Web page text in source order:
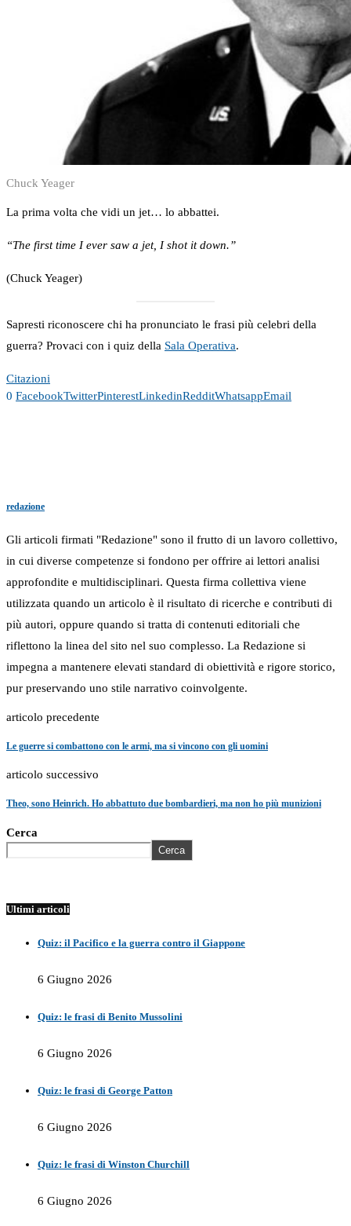
Chuck Yeager
La prima volta che vidi un jet… lo abbattei.
“The first time I ever saw a jet, I shot it down.”
(Chuck Yeager)
Sapresti riconoscere chi ha pronunciato le frasi più celebri della
guerra? Provaci con i quiz della Sala Operativa.
Citazioni
0 FacebookTwitterPinterestLinkedinRedditWhatsappEmail
redazione
Gli articoli firmati "Redazione" sono il frutto di un lavoro collettivo,
in cui diverse competenze si fondono per offrire ai lettori analisi
approfondite e multidisciplinari. Questa firma collettiva viene
utilizzata quando un articolo è il risultato di ricerche e contributi di
più autori, oppure quando si tratta di contenuti editoriali che
riflettono la linea del sito nel suo complesso. La Redazione si
impegna a mantenere elevati standard di obiettività e rigore storico,
pur preservando uno stile narrativo coinvolgente.
articolo precedente
Le guerre si combattono con le armi, ma si vincono con gli uomini
articolo successivo
Theo, sono Heinrich. Ho abbattuto due bombardieri, ma non ho più munizioni
Cerca
Cerca
Ultimi articoli
Quiz: il Pacifico e la guerra contro il Giappone
6 Giugno 2026
Quiz: le frasi di Benito Mussolini
6 Giugno 2026
Quiz: le frasi di George Patton
6 Giugno 2026
Quiz: le frasi di Winston Churchill
6 Giugno 2026